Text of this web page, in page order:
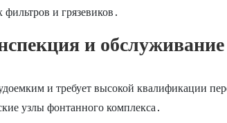
и грязевиков․
и обслуживание
и требует высокой квалификации
узлы фонтанного комплекса․